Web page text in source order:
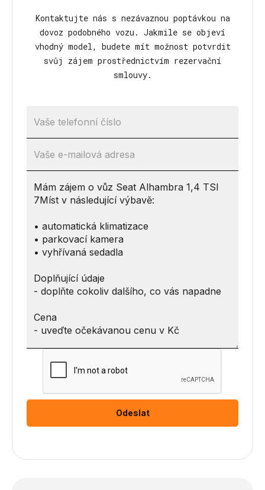
Kontaktujte nás s nezávaznou poptávkou na
dovoz podobného vozu. Jakmile se objeví
vhodný model, budete mít možnost potvrdit
svůj zájem prostřednictvím rezervační
smlouvy.